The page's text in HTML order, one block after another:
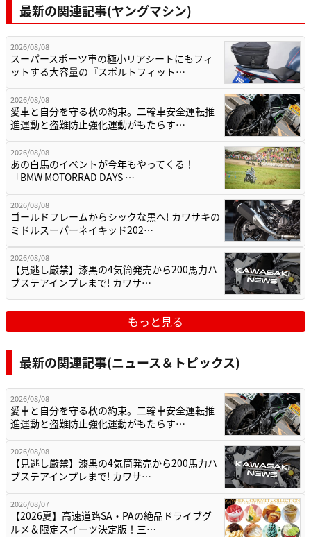
最新の関連記事(ヤングマシン)
2026/08/08
スーパースポーツ車の極小リアシートにもフィ
ットする大容量の『スポルトフィット…
2026/08/08
愛車と自分を守る秋の約束。二輪車安全運転推
進運動と盗難防止強化運動がもたらす…
2026/08/08
あの白馬のイベントが今年もやってくる！
「BMW MOTORRAD DAYS …
2026/08/08
ゴールドフレームからシックな黒へ! カワサキの
ミドルスーパーネイキッド202…
2026/08/08
【見逃し厳禁】漆黒の4気筒発売から200馬力ハ
ブステアインプレまで! カワサ…
もっと見る
最新の関連記事(ニュース＆トピックス)
2026/08/08
愛車と自分を守る秋の約束。二輪車安全運転推
進運動と盗難防止強化運動がもたらす…
2026/08/08
【見逃し厳禁】漆黒の4気筒発売から200馬力ハ
ブステアインプレまで! カワサ…
2026/08/07
【2026夏】高速道路SA・PAの絶品ドライブグ
ルメ＆限定スイーツ決定版！三…